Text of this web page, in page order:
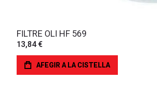
FILTRE OLI HF 569
13,84 €
AFEGIR A LA CISTELLA